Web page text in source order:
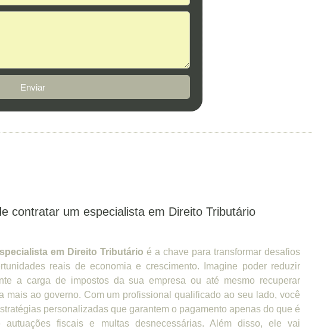
Enviar
contratar um especialista em Direito Tributário
em Direito Tributário é a chave para transformar desafios
reais de economia e crescimento. Imagine poder reduzir
a carga de impostos da sua empresa ou até mesmo recuperar
mais ao governo. Com um profissional qualificado ao seu lado, você
personalizadas que garantem o pagamento apenas do que é
autuações fiscais e multas desnecessárias. Além disso, ele vai